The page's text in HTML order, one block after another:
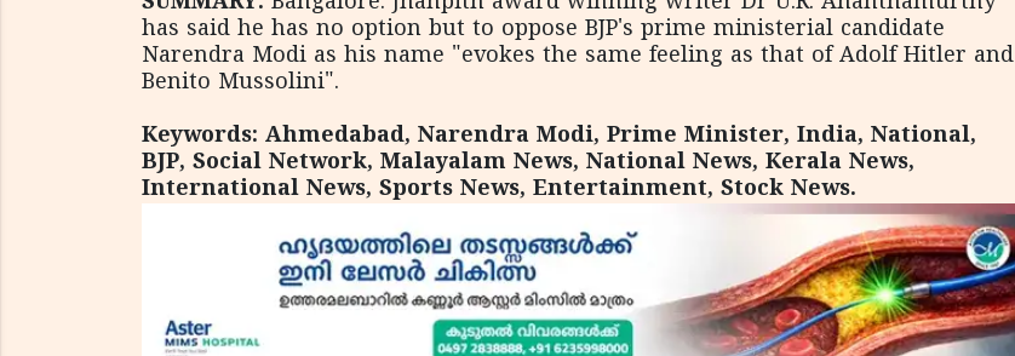
has said he has no option but to oppose BJP's prime ministerial candidate
Narendra Modi as his name "evokes the same feeling as that of Adolf Hitler and
Benito Mussolini".
Keywords: Ahmedabad, Narendra Modi, Prime Minister, India, National,
BJP, Social Network, Malayalam News, National News, Kerala News,
International News, Sports News, Entertainment, Stock News.